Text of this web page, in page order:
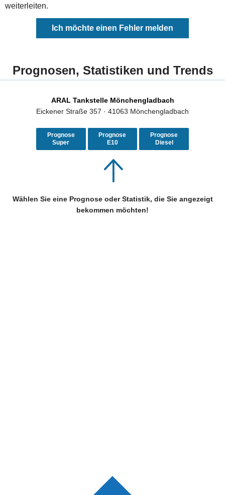
weiterleiten.
Ich möchte einen Fehler melden
Prognosen, Statistiken und Trends
ARAL Tankstelle Mönchengladbach
Eickener Straße 357 · 41063 Mönchengladbach
Prognose
Super
Prognose
E10
Prognose
Diesel
Wählen Sie eine Prognose oder Statistik, die Sie angezeigt
bekommen möchten!